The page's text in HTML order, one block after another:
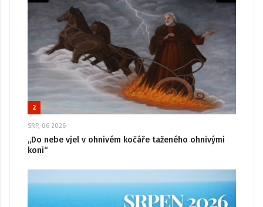
2
SRP, 06 2026
„Do nebe vjel v ohnivém kočáře taženého ohnivými
koni“